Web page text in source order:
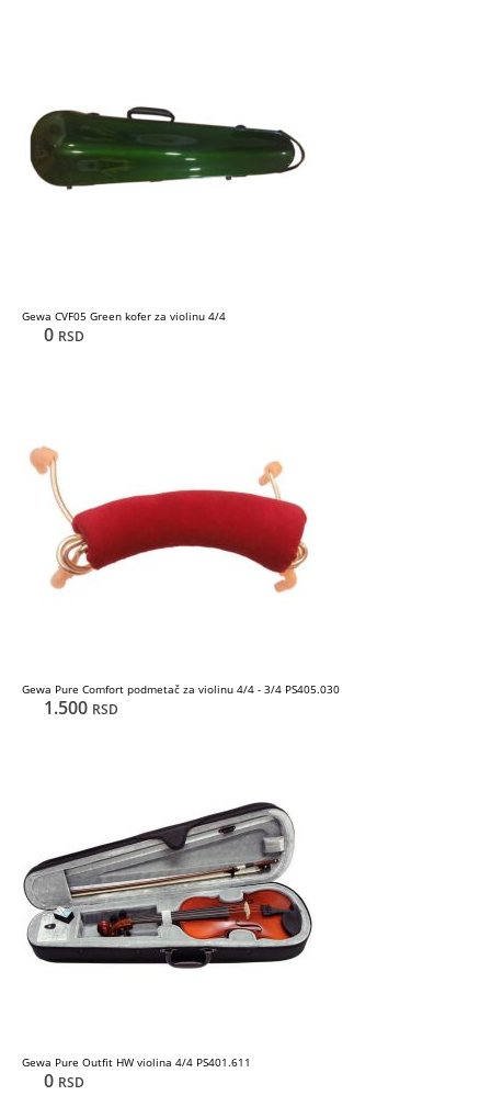
Gewa CVF05 Green kofer za violinu 4/4
0 RSD
Gewa Pure Comfort podmetač za violinu 4/4 - 3/4 PS405.030
1.500 RSD
Gewa Pure Outfit HW violina 4/4 PS401.611
0 RSD